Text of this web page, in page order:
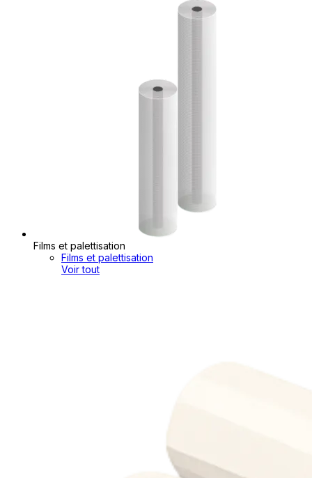
Films et palettisation
Films et palettisation
Voir tout